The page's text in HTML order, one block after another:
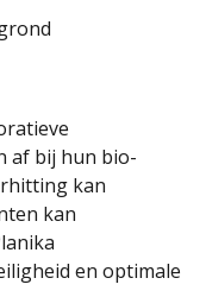
af bij hun bio-
kan
kan
en optimale